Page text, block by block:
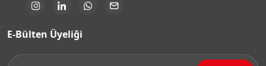
E-Bülten Üyeliği